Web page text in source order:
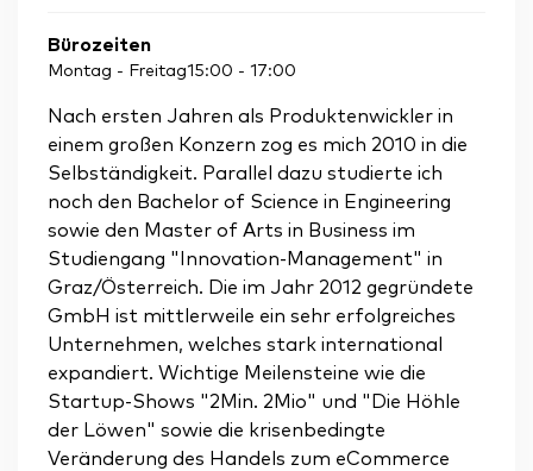
Bürozeiten
Montag - Freitag15:00 - 17:00
Nach ersten Jahren als Produktenwickler in
einem großen Konzern zog es mich 2010 in die
Selbständigkeit. Parallel dazu studierte ich
noch den Bachelor of Science in Engineering
sowie den Master of Arts in Business im
Studiengang "Innovation-Management" in
Graz/Österreich. Die im Jahr 2012 gegründete
GmbH ist mittlerweile ein sehr erfolgreiches
Unternehmen, welches stark international
expandiert. Wichtige Meilensteine wie die
Startup-Shows "2Min. 2Mio" und "Die Höhle
der Löwen" sowie die krisenbedingte
Veränderung des Handels zum eCommerce